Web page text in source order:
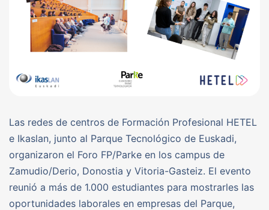
Las redes de centros de Formación Profesional HETEL
e Ikaslan, junto al Parque Tecnológico de Euskadi,
organizaron el Foro FP/Parke en los campus de
Zamudio/Derio, Donostia y Vitoria-Gasteiz. El evento
reunió a más de 1.000 estudiantes para mostrarles las
oportunidades laborales en empresas del Parque,